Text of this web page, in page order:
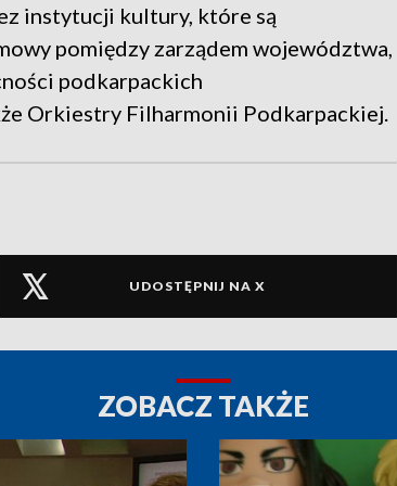
instytucji kultury, które są
pomiędzy zarządem województwa,
podkarpackich
Orkiestry Filharmonii Podkarpackiej.
UDOSTĘPNIJ NA X
ZOBACZ TAKŻE